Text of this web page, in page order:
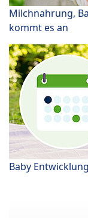
Milchnahrung,
kommt es an
Baby